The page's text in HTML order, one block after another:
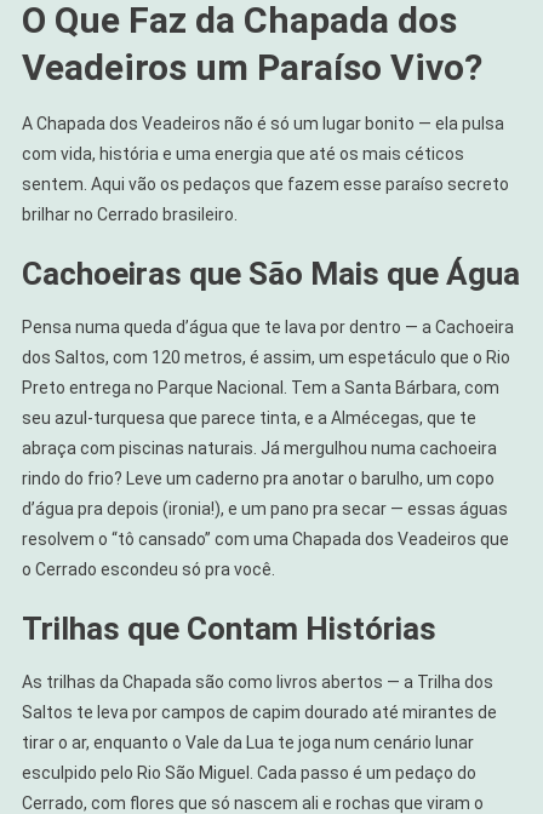
O Que Faz da Chapada dos
Veadeiros um Paraíso Vivo?
A Chapada dos Veadeiros não é só um lugar bonito — ela pulsa
com vida, história e uma energia que até os mais céticos
sentem. Aqui vão os pedaços que fazem esse paraíso secreto
brilhar no Cerrado brasileiro.
Cachoeiras que São Mais que Água
Pensa numa queda d’água que te lava por dentro — a Cachoeira
dos Saltos, com 120 metros, é assim, um espetáculo que o Rio
Preto entrega no Parque Nacional. Tem a Santa Bárbara, com
seu azul-turquesa que parece tinta, e a Almécegas, que te
abraça com piscinas naturais. Já mergulhou numa cachoeira
rindo do frio? Leve um caderno pra anotar o barulho, um copo
d’água pra depois (ironia!), e um pano pra secar — essas águas
resolvem o “tô cansado” com uma Chapada dos Veadeiros que
o Cerrado escondeu só pra você.
Trilhas que Contam Histórias
As trilhas da Chapada são como livros abertos — a Trilha dos
Saltos te leva por campos de capim dourado até mirantes de
tirar o ar, enquanto o Vale da Lua te joga num cenário lunar
esculpido pelo Rio São Miguel. Cada passo é um pedaço do
Cerrado, com flores que só nascem ali e rochas que viram o